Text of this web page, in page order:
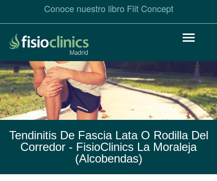
Pasar
contenido
principal
Conoce nuestro libro Fiit Concept
Toggle
Tendinitis De Fascia Lata O Rodilla Del
Corredor - FisioClinics La Moraleja
(Alcobendas)